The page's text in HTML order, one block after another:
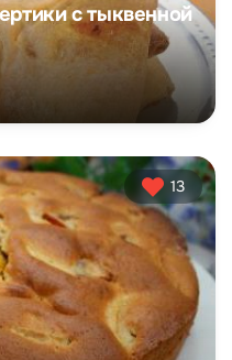
с тыквенной
13